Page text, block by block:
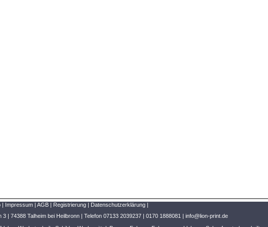
| Impressum| AGB| Registrierung| Datenschutzerklärung|
| 74388 Talheim bei Heilbronn | Telefon 07133 2039237 | 0170 1888081 | info@lion-print.de